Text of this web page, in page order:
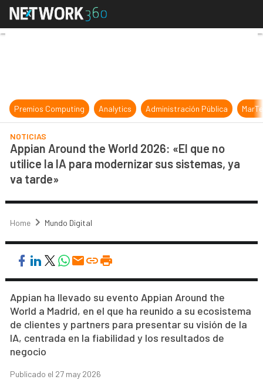
Appian Around the World 2026:
Premios Computing Analytics Administración Pública
NOTICIAS
Appian Around the World 2026: «El que no
utilice la IA para modernizar sus sistemas, ya
va tarde»
Home Mundo Digital
Appian ha llevado su evento Appian Around the
World a Madrid, en el que ha reunido a su ecosistema
de clientes y partners para presentar su visión de la
IA, centrada en la fiabilidad y los resultados de
negocio
Publicado el 27 may 2026